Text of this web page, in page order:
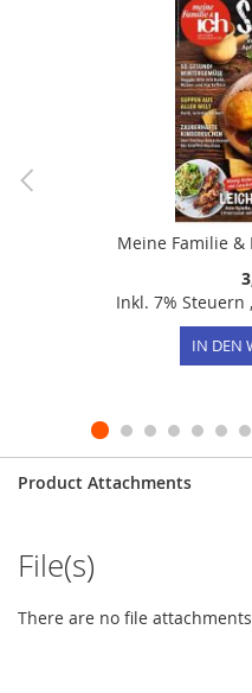
Meine Familie
Inkl. 7% Steuern ,
IN DEN
Product Attachments
File(s)
There are no file